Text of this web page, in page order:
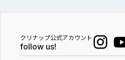
クリナップ公式アカウント
follow us!